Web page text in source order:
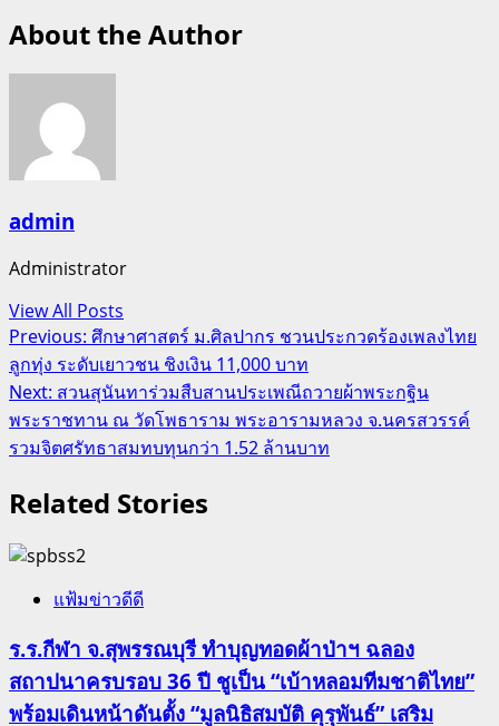
About the Author
admin
Administrator
View All Posts
Post
navigation
Previous: ศึกษาศาสตร์ ม.ศิลปากร ชวนประกวดร้องเพลงไทย
ลูกทุ่ง ระดับเยาวชน ชิงเงิน 11,000 บาท
Next: สวนสุนันทาร่วมสืบสานประเพณีถวายผ้าพระกฐิน
พระราชทาน ณ วัดโพธาราม พระอารามหลวง จ.นครสวรรค์
รวมจิตศรัทธาสมทบทุนกว่า 1.52 ล้านบาท
Related Stories
แฟ้มข่าวดีดี
ร.ร.กีฬา จ.สุพรรณบุรี ทำบุญทอดผ้าป่าฯ ฉลอง
สถาปนาครบรอบ 36 ปี ชูเป็น “เบ้าหลอมทีมชาติไทย”
พร้อมเดินหน้าดันตั้ง “มูลนิธิสมบัติ คุรุพันธ์” เสริม